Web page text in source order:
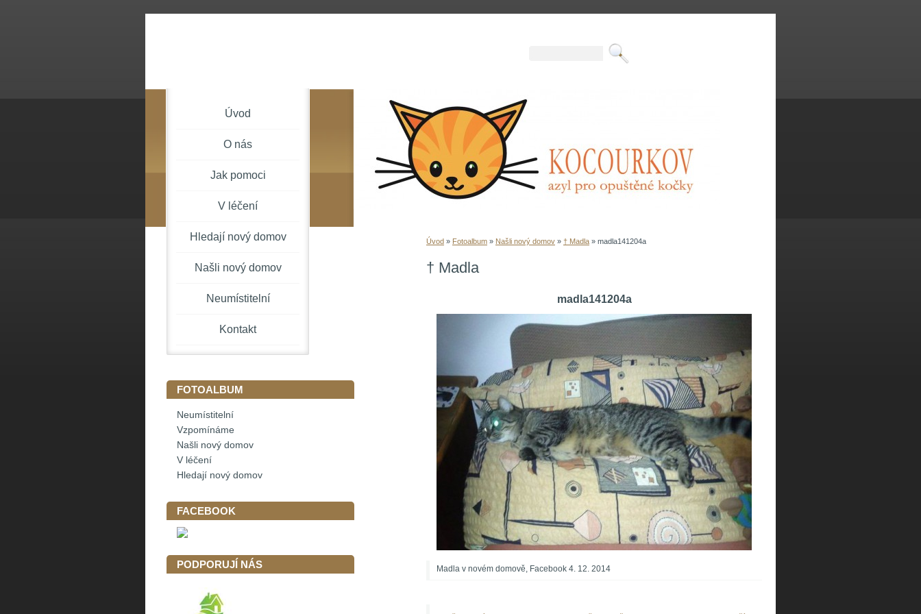
Úvod » Fotoalbum » Našli nový domov » † Madla » madla141204a
† Madla
madla141204a
Madla v novém domově, Facebook 4. 12. 2014
Úvod
O nás
Jak pomoci
V léčení
Hledají nový domov
Našli nový domov
Neumístitelní
Kontakt
FOTOALBUM
Neumístitelní
Vzpomínáme
Našli nový domov
V léčení
Hledají nový domov
FACEBOOK
PODPORUJÍ NÁS